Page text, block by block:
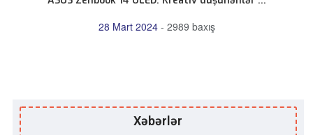
28 Mart 2024- 2989 baxış
Xəbərlər